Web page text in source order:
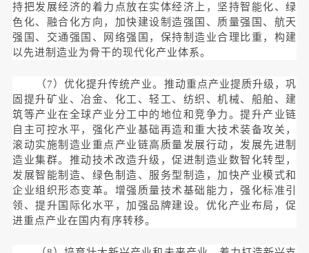
持把发展经济的着力点放在实体经济上，坚持智能化、绿
色化、融合化方向，加快建设制造强国、质量强国、航天
强国、交通强国、网络强国，保持制造业合理比重，构建
以先进制造业为骨干的现代化产业体系。
（7）优化提升传统产业。推动重点产业提质升级，巩
固提升矿业、冶金、化工、轻工、纺织、机械、船舶、建
筑等产业在全球产业分工中的地位和竞争力。提升产业链
自主可控水平，强化产业基础再造和重大技术装备攻关，
滚动实施制造业重点产业链高质量发展行动，发展先进制
造业集群。推动技术改造升级，促进制造业数智化转型，
发展智能制造、绿色制造、服务型制造，加快产业模式和
企业组织形态变革。增强质量技术基础能力，强化标准引
领、提升国际化水平，加强品牌建设。优化产业布局，促
进重点产业在国内有序转移。